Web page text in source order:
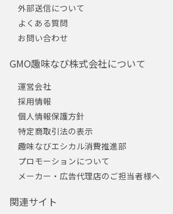
外部送信について
よくある質問
お問い合わせ
GMO趣味なび株式会社について
運営会社
採用情報
個人情報保護方針
特定商取引法の表示
趣味なびエシカル消費推進部
プロモーションについて
メーカー・広告代理店のご担当者様へ
関連サイト